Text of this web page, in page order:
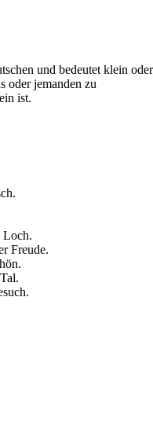
und bedeutet klein oder
oder jemanden zu
ist.
Loch.
Freude.